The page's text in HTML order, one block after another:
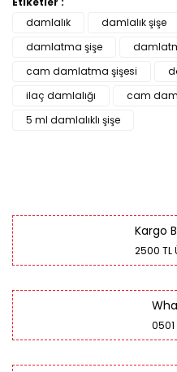
damlalık
damlalık şişe
damlatma şişe
cam damlatma şişesi
ilaç damlalığı
cam
5 ml damlalıklı şişe
Kargo
2500 TL